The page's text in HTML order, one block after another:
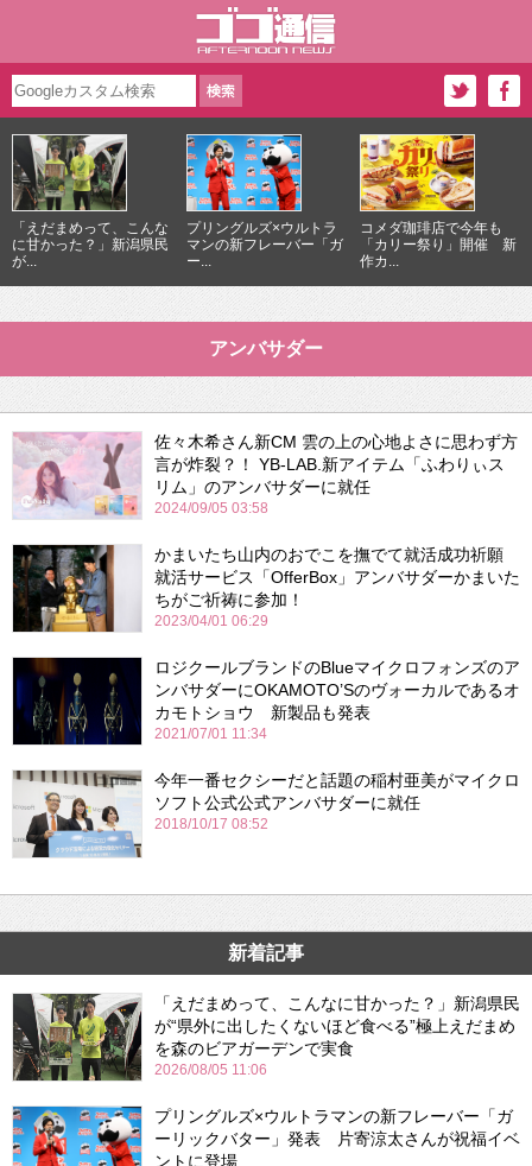
「えだまめって、こんな
に甘かった？」新潟県民
が...
プリングルズ×ウルトラ
マンの新フレーバー「ガ
ー...
コメダ珈琲店で今年も
「カリー祭り」開催 新
作カ...
アンバサダー
佐々木希さん新CM 雲の上の心地よさに思わず方
言が炸裂？！ YB-LAB.新アイテム「ふわりぃス
リム」のアンバサダーに就任
2024/09/05 03:58
かまいたち山内のおでこを撫でて就活成功祈願
就活サービス「OfferBox」アンバサダーかまいた
ちがご祈祷に参加！
2023/04/01 06:29
ロジクールブランドのBlueマイクロフォンズのア
ンバサダーにOKAMOTO’Sのヴォーカルであるオ
カモトショウ 新製品も発表
2021/07/01 11:34
今年一番セクシーだと話題の稲村亜美がマイクロ
ソフト公式公式アンバサダーに就任
2018/10/17 08:52
新着記事
「えだまめって、こんなに甘かった？」新潟県民
が“県外に出したくないほど食べる”極上えだまめ
を森のビアガーデンで実食
2026/08/05 11:06
プリングルズ×ウルトラマンの新フレーバー「ガ
ーリックバター」発表 片寄涼太さんが祝福イベ
ントに登場